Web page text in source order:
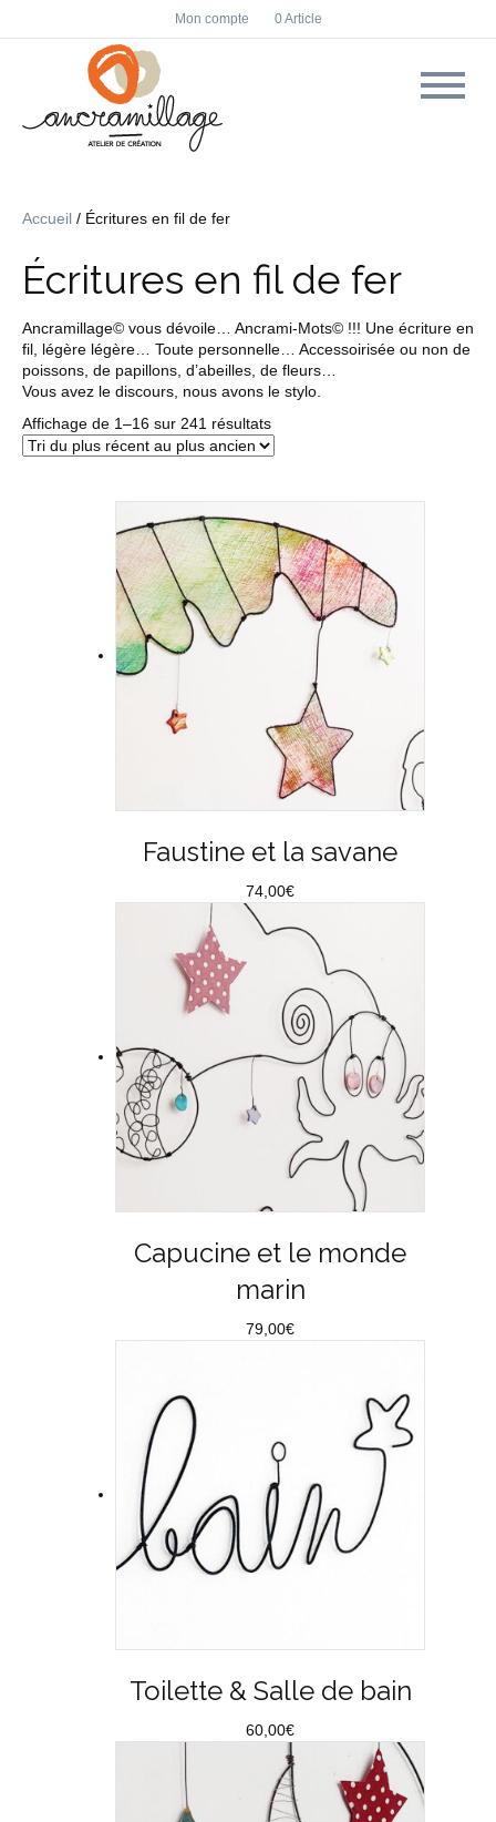
F
a
c
I
n
s
Mon compte 0 Article
Accueil / Écritures en fil de fer
Écritures en fil de fer
Ancramillage© vous dévoile… Ancrami-Mots© !!! Une écriture en
fil, légère légère… Toute personnelle… Accessoirisée ou non de
poissons, de papillons, d’abeilles, de fleurs…
Vous avez le discours, nous avons le stylo.
Affichage de 1–16 sur 241 résultatsTrié
au
plus
ancien
Faustine et la savane
74,00€
Capucine et le monde
marin
79,00€
Toilette & Salle de bain
60,00€